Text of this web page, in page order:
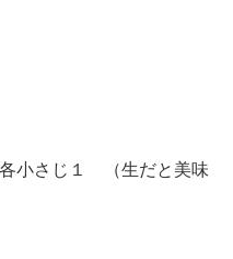
小さじ１ （生だと美味